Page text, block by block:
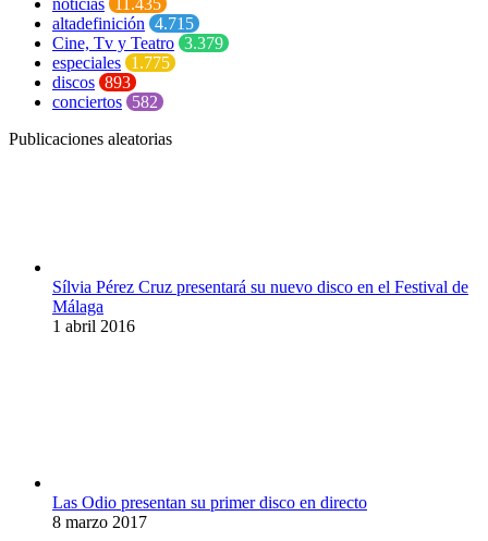
noticias 11.435
altadefinición 4.715
Cine, Tv y Teatro 3.379
especiales 1.775
discos 893
conciertos 582
Publicaciones aleatorias
Sílvia Pérez Cruz presentará su nuevo disco en el Festival de
Málaga
1 abril 2016
Las Odio presentan su primer disco en directo
8 marzo 2017